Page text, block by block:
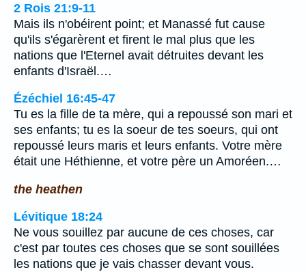
2 Rois 21:9-11
Mais ils n'obéirent point; et Manassé fut cause
qu'ils s'égarèrent et firent le mal plus que les
nations que l'Eternel avait détruites devant les
enfants d'Israël.…
Ézéchiel 16:45-47
Tu es la fille de ta mère, qui a repoussé son mari et
ses enfants; tu es la soeur de tes soeurs, qui ont
repoussé leurs maris et leurs enfants. Votre mère
était une Héthienne, et votre père un Amoréen.…
the heathen
Lévitique 18:24
Ne vous souillez par aucune de ces choses, car
c'est par toutes ces choses que se sont souillées
les nations que je vais chasser devant vous.